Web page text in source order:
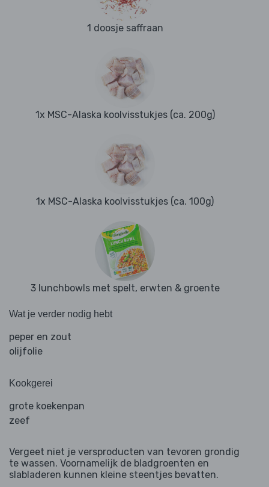
1 doosje saffraan
1x MSC-Alaska koolvisstukjes (ca. 200g)
1x MSC-Alaska koolvisstukjes (ca. 100g)
3 lunchbowls met spelt, erwten & groente
Wat je verder nodig hebt
peper en zout
olijfolie
Kookgerei
grote koekenpan
zeef
Vergeet niet je versproducten van tevoren grondig
te wassen. Voornamelijk de bladgroenten en
slabladeren kunnen kleine steentjes bevatten.